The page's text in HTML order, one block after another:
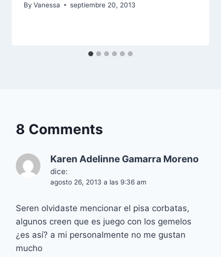
By Vanessa septiembre 20, 2013
8 Comments
Karen Adelinne Gamarra Moreno
dice:
agosto 26, 2013 a las 9:36 am
Seren olvidaste mencionar el pisa corbatas,
algunos creen que es juego con los gemelos
¿es así? a mi personalmente no me gustan
mucho